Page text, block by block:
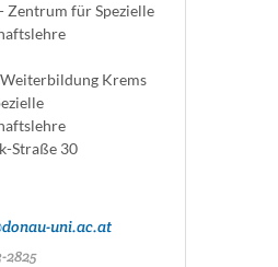
Zentrum für Spezielle
Krems
Straße 30
uni.ac.at
2825